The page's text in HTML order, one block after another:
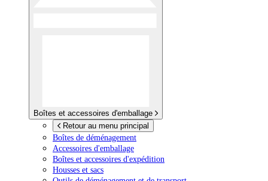
Boîtes et accessoires d'emballage
Retour au menu principal
Boîtes de déménagement
Accessoires d'emballage
Boîtes et accessoires d'expédition
Housses et sacs